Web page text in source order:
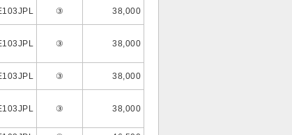
③ 38,000
③ 38,000
③ 38,000
③ 38,000